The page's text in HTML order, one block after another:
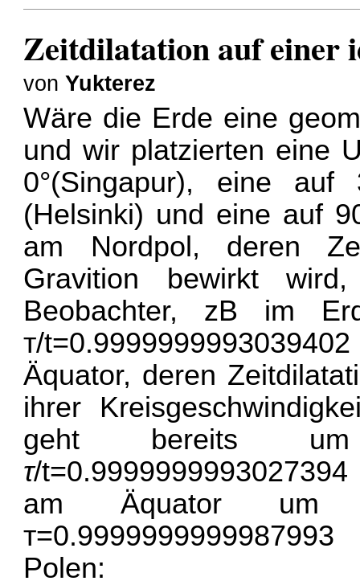
Zeitdilatation auf einer
vonYukterez
Wäre die Erde eine
und wir platzierten eine
0°(Singapur), eine
(Helsinki) und eine auf
am Nordpol, deren
Gravition bewirkt
Beobachter, zB im
т/
Äquator, deren
ihrer
geht bereits
τ/
am Äquator
Polen: